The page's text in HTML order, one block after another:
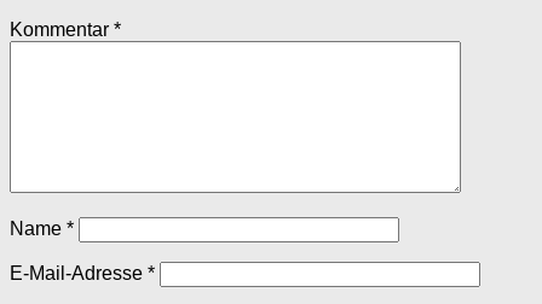
Kommentar *
Name *
E-Mail-Adresse *